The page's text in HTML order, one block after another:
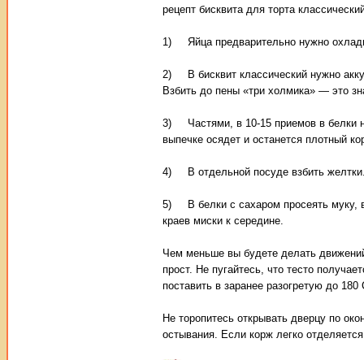
рецепт бисквита для торта
1) Яйца предварительно нужно
2) В бисквит классический нужно
Взбить до пены «три холмика» — это
3) Частями, в 10-15 приемов в белки
выпечке осядет и останется плотный
4) В отдельной посуде взбить
5) В белки с сахаром просеять муку,
краев миски к середине.
Чем меньше вы будете делать
прост. Не пугайтесь, что тесто
поставить в заранее разогретую до
Не торопитесь открывать дверцу по
остывания. Если корж легко